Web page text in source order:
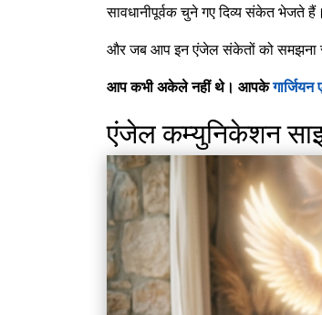
सावधानीपूर्वक चुने गए दिव्य संकेत भेजते हैं।
और जब आप इन एंजेल संकेतों को समझना
आप कभी अकेले नहीं थे। आपके
एंजेल कम्युनिकेशन